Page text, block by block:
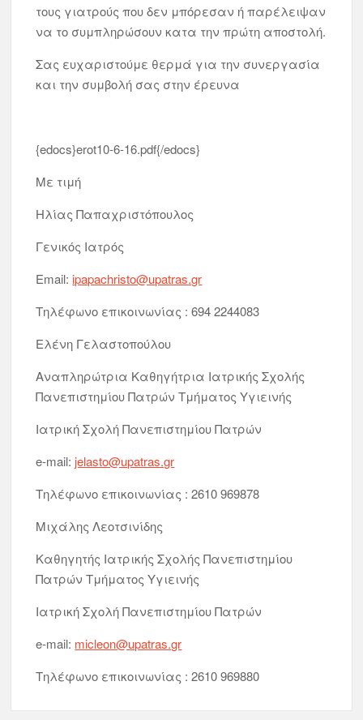
τους γιατρούς που δεν μπόρεσαν ή παρέλειψαν
να το συμπληρώσουν κατα την πρώτη αποστολή.
Σας ευχαριστούμε θερμά για την συνεργασία
και την συμβολή σας στην έρευνα
{edocs}erot10-6-16.pdf{/edocs}
Με τιμή
Hλίας Παπαχριστόπουλος
Γενικός Ιατρός
Email: ipapachristo@upatras.gr
Τηλέφωνο επικοινωνίας : 694 2244083
Ελένη Γελαστοπούλου
Αναπληρώτρια Καθηγήτρια Ιατρικής Σχολής
Πανεπιστημίου Πατρών Τμήματος Υγιεινής
Ιατρική Σχολή Πανεπιστημίου Πατρών
e-mail: jelasto@upatras.gr
Τηλέφωνο επικοινωνίας : 2610 969878
Μιχάλης Λεοτσινίδης
Καθηγητής Ιατρικής Σχολής Πανεπιστημίου
Πατρών Τμήματος Υγιεινής
Ιατρική Σχολή Πανεπιστημίου Πατρών
e-mail: micleon@upatras.gr
Τηλέφωνο επικοινωνίας : 2610 969880